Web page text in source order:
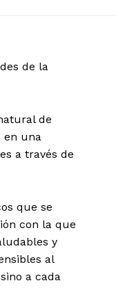
de la
de
en una
a través de
que se
con la que
y
al
a cada